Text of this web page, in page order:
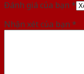
Đánh giá của bạn *
Nhận xét của bạn *